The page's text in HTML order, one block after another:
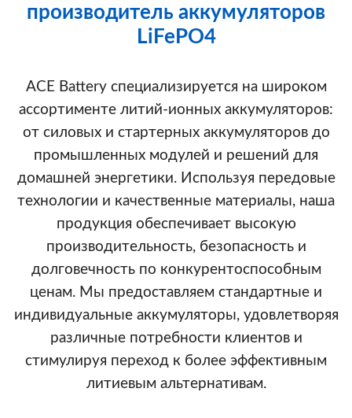
производитель аккумуляторов
LiFePO4
ACE Battery специализируется на широком
ассортименте литий-ионных аккумуляторов:
от силовых и стартерных аккумуляторов до
промышленных модулей и решений для
домашней энергетики. Используя передовые
технологии и качественные материалы, наша
продукция обеспечивает высокую
производительность, безопасность и
долговечность по конкурентоспособным
ценам. Мы предоставляем стандартные и
индивидуальные аккумуляторы, удовлетворяя
различные потребности клиентов и
стимулируя переход к более эффективным
литиевым альтернативам.